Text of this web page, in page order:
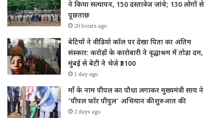
ने किया सत्यापन, 150 दस्तावेज जांचे; 130 लोगों से
पूछताछ
20 hours ago
बेटियों ने वीडियो कॉल पर देखा पिता का अंतिम
संस्कार: करोड़ों के कारोबारी ने वृद्धाश्रम में तोड़ा दम,
मुंबई से बेटी ने भेजे ₹5100
1 day ago
माँ के नाम पीपल का पौधा लगाकर मुख्यमंत्री साय ने
‘पीपल फॉर पीपुल’ अभियान की शुरुआत की
2 days ago